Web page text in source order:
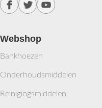
Webshop
Bankhoezen
Onderhoudsmiddelen
Reinigingsmiddelen